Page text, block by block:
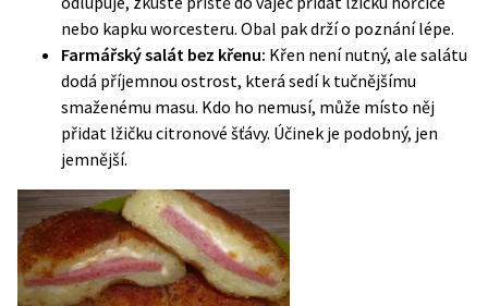
nebo kapku worcesteru. Obal pak drží o poznání lépe.
Farmářský salát bez křenu: Křen není nutný, ale salátu
dodá příjemnou ostrost, která sedí k tučnějšímu
smaženému masu. Kdo ho nemusí, může místo něj
přidat lžičku citronové šťávy. Účinek je podobný, jen
jemnější.